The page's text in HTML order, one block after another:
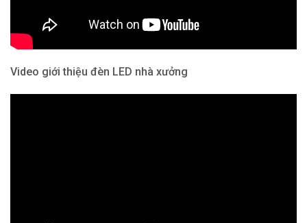
Video giới thiệu đèn LED nhà xưởng